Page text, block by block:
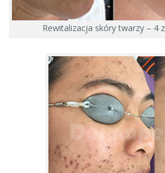
Rewitalizacja skóry twarzy – 4